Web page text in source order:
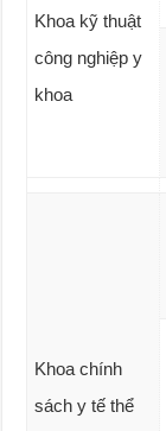
Khoa kỹ thuật
công nghiệp y
khoa
Khoa chính
sách y tế thể